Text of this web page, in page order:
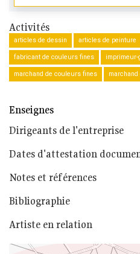
Activités
articles de dessin articles de peinture
fabricant de couleurs fines imprimeur-
marchand de couleurs fines
Enseignes
Dirigeants de l'entreprise
Dates d'attestation
Notes et références
Bibliographie
Artiste en relation